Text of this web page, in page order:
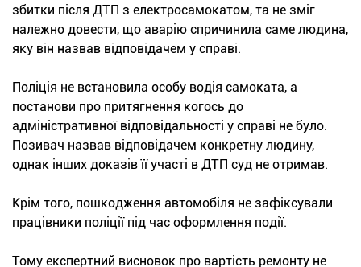
збитки після ДТП з електросамокатом, та не зміг
належно довести, що аварію спричинила саме людина,
яку він назвав відповідачем у справі.
Поліція не встановила особу водія самоката, а
постанови про притягнення когось до
адміністративної відповідальності у справі не було.
Позивач назвав відповідачем конкретну людину,
однак інших доказів її участі в ДТП суд не отримав.
Крім того, пошкодження автомобіля не зафіксували
працівники поліції під час оформлення події.
Тому експертний висновок про вартість ремонту не